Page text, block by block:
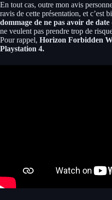
En tout cas, outre mon avis
ravis de cette présentation, et c’est
dommage de ne pas avoir de date
ne veulent pas prendre trop de
Pour rappel, Horizon Forbidden
Playstation 4.